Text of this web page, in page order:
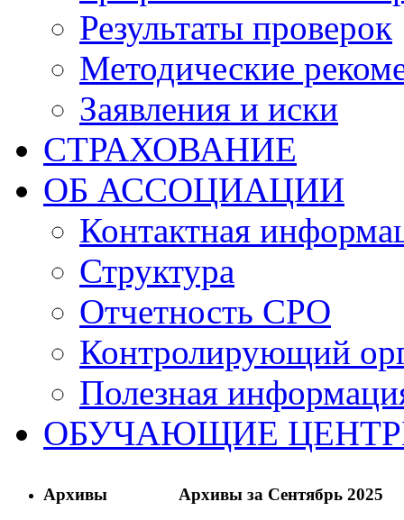
Результаты проверок
Методические
Заявления и иски
СТРАХОВАНИЕ
ОБ АССОЦИАЦИИ
Контактная
Структура
Отчетность СРО
Контролирующий
Полезная
ОБУЧАЮЩИЕ
Архивы Архивы за Сентябрь 2025